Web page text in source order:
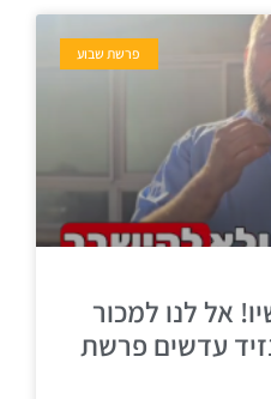
פרשת שבוע
אל לנו למכור
עדשים פרשת